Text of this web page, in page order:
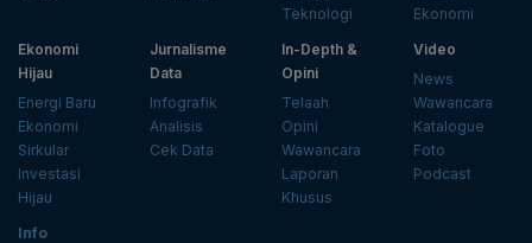
Teknologi
Ekonomi
Ekonomi
Hijau
Energi Baru
Ekonomi
Sirkular
Investasi
Hijau
Jurnalisme
Data
Infografik
Analisis
Cek Data
In-Depth &
Opini
Telaah
Opini
Wawancara
Laporan
Khusus
Video
News
Wawancara
Katalogue
Foto
Podcast
Info